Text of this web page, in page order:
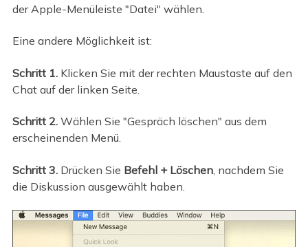
der Apple-Menüleiste "Datei" wählen.
Eine andere Möglichkeit ist:
Schritt 1.Klicken Sie mit der rechten Maustaste auf den
Chat auf der linken Seite.
Schritt 2. Wählen Sie "Gespräch löschen" aus dem
erscheinenden Menü.
Schritt 3.Drücken Sie Befehl + Löschen, nachdem Sie
die Diskussion ausgewählt haben.